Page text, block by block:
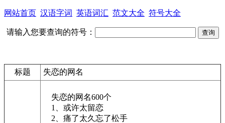
网站首页 汉语字词 英语词汇 范文大全 符号大全
请输入您要查询的符号：
标题 失恋的网名
失恋的网名600个
1、或许太留恋
2、痛了太久忘了松手